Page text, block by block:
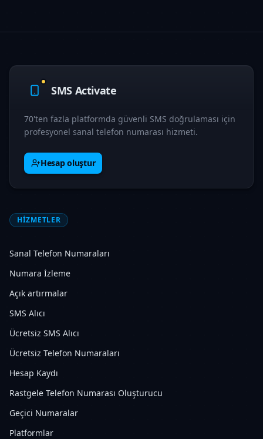
SMS Activate
70'ten fazla platformda güvenli SMS doğrulaması için
profesyonel sanal telefon numarası hizmeti.
Hesap oluştur
HIZMETLER
Sanal Telefon Numaraları
Numara İzleme
Açık artırmalar
SMS Alıcı
Ücretsiz SMS Alıcı
Ücretsiz Telefon Numaraları
Hesap Kaydı
Rastgele Telefon Numarası Oluşturucu
Geçici Numaralar
Platformlar